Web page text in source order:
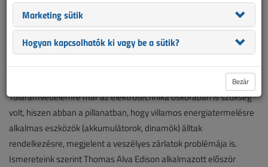
cikksorozat bevezető részében felsorolt, egy épületre
(épülettömbre, épületcsoportra) vonatkozóan egy villamos
rendszerként tárgyalandó és kezelendő témakörök közül most a
Túláramvédelemre már az elektrotechnika őskorában is szükség
volt, hiszen abban a pillanatban, hogy villamos energiatermelésre
alkalmas eszközök (akkumulátorok, dinamók) álltak
rendelkezésre, megjelent a veszélyes zárlatok problémája is.
Ismereteink szerint Thomas Alva Edison alkalmazott először
Marketing sütik
Hogyan kapcsolhatók ki vagy be a sütik?
Bezár